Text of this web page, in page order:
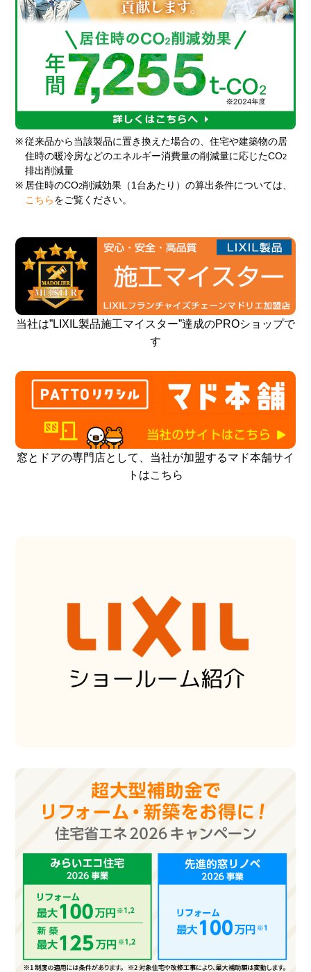
※ 従来品から当該製品に置き換えた場合の、住宅や建築物の居
住時の暖冷房などのエネルギー消費量の削減量に応じたCO2
排出削減量
※ 居住時のCO2削減効果（1台あたり）の算出条件については、
こちら をご覧ください。
当社は”LIXIL製品施工マイスター”達成のPROショップで
す
窓とドアの専門店として、当社が加盟するマド本舗サイ
トはこちら